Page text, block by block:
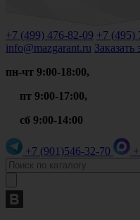
+7 (499) 476-82-09 +7 (495)
info@mazgarant.ru Заказать
пн-чт 9:00-18:00,
пт 9:00-17:00,
сб 9:00-14:00
+7 (901)546-32-70